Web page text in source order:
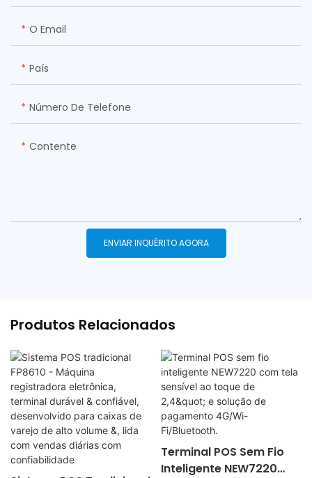
O Email
País
Número De Telefone
Contente
ENVIAR INQUÉRITO AGORA
Produtos Relacionados
Terminal POS Sem Fio
Inteligente NEW7220